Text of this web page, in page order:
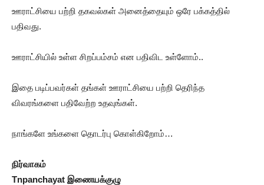
ஊராட்சியை பற்றி தகவல்கள் அனைத்தையும் ஒரே பக்கத்தில்
பதிவது.
ஊராட்சியில் உள்ள சிறப்பம்சம் என பதிவிட உள்ளோம்..
இதை படிப்பவர்கள் தங்கள் ஊராட்சியை பற்றி தெரிந்த
விவரங்களை பதிவேற்ற உதவுங்கள்.
நாங்களே உங்களை தொடர்பு கொள்கிறோம்…
நிர்வாகம்
Tnpanchayat இணையக்குழு